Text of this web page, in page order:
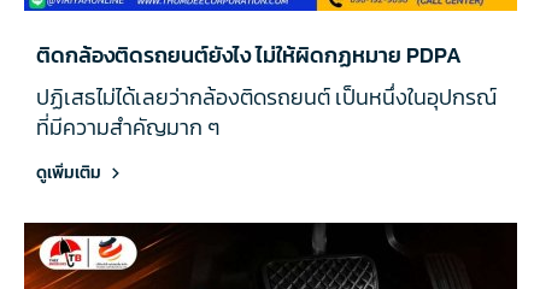
ติดกล้องติดรถยนต์ยังไง ไม่ให้ผิดกฏหมาย PDPA
ปฏิเสธไม่ได้เลยว่ากล้องติดรถยนต์ เป็นหนึ่งในอุปกรณ์
ที่มีความสำคัญมาก ๆ
ดูเพิ่มเติม